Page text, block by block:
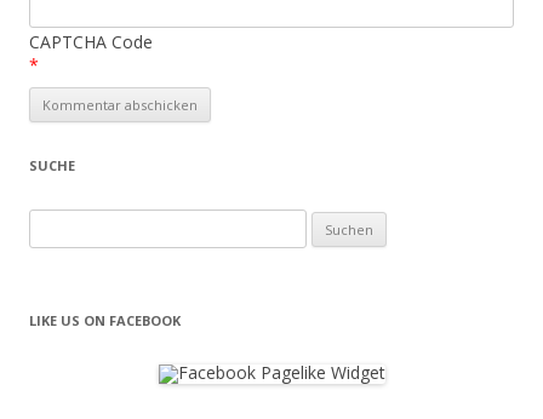
CAPTCHA Code
*
SUCHE
nach:
LIKE US ON FACEBOOK